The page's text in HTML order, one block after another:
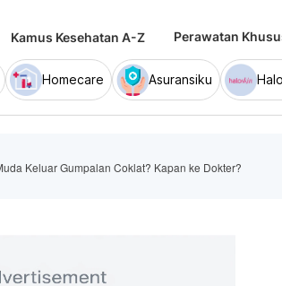
Kamus Kesehatan A-Z Perawatan
Homecare Asuransiku
Keluar Gumpalan Coklat? Kapan ke Dokter?